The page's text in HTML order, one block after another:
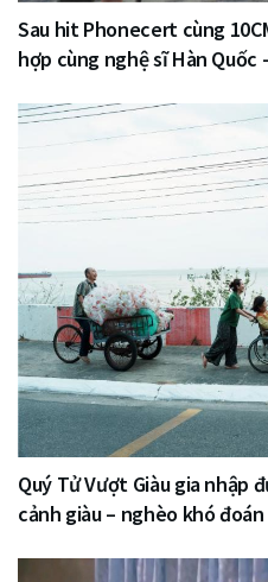
Sau hit Phonecert cùng
hợp cùng nghệ sĩ Hàn Quốc
Quý Tử Vượt Giàu gia nhập
cảnh giàu – nghèo khó đoán